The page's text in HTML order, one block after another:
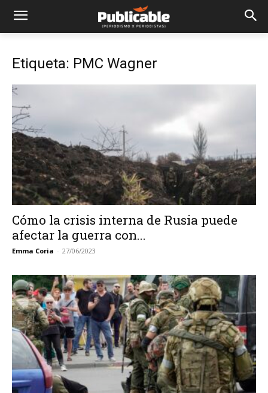
Etiqueta: PMC Wagner
Cómo la crisis interna de Rusia puede
afectar la guerra con...
Emma Coria - 27/06/2023